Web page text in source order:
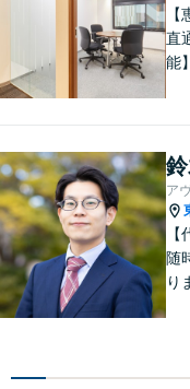
直
能
最
休
約
ア
随
り